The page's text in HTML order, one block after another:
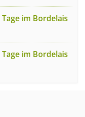
im Bordelais
im Bordelais